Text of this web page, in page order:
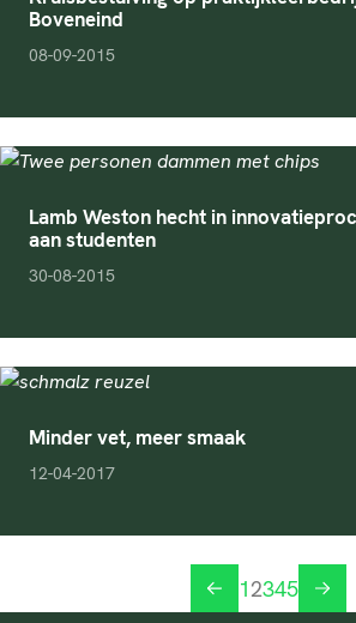
Boveneind
pubDate
08-09-2015
Lamb Weston hecht in
aan studenten
pubDate
30-08-2015
Minder vet, meer smaak
pubDate
12-04-2017
vorige 12345